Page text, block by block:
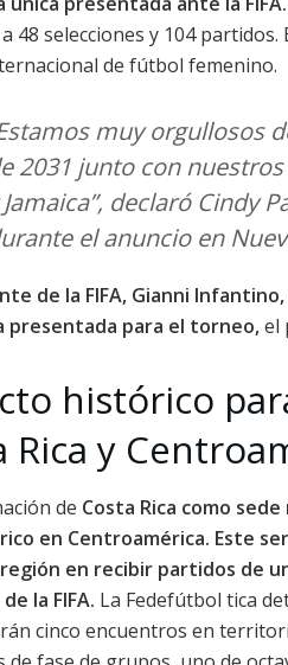
48 selecciones y 104
de fútbol femenino.
muy orgullosos
2031 junto con
Jamaica”, declaró Cindy
el anuncio en
de la FIFA, Gianni
presentada para el torneo,el
histórico
Rica y
de Costa Rica como sede
en Centroamérica. Este
en recibir partidos de
la FIFA. La Fedefútbol tica
cinco encuentros en